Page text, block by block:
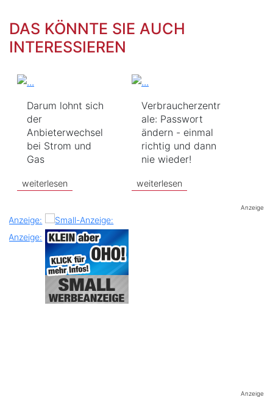
DAS KÖNNTE SIE AUCH
INTERESSIEREN
Darum lohnt sich
der
Anbieterwechsel
bei Strom und
Gas
weiterlesen
Verbraucherzentr
ale: Passwort
ändern - einmal
richtig und dann
nie wieder!
weiterlesen
Anzeige
Anzeige